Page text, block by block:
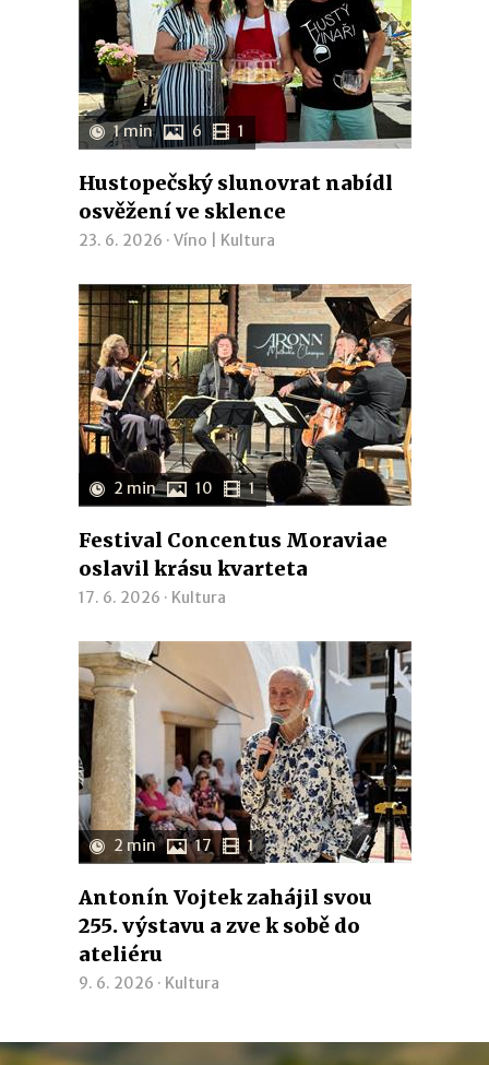
1 min 6 1
Hustopečský slunovrat nabídl
osvěžení ve sklence
23. 6. 2026 · Víno Kultura
2 min 10 1
Festival Concentus Moraviae
oslavil krásu kvarteta
17. 6. 2026 · Kultura
2 min 17 1
Antonín Vojtek zahájil svou
255. výstavu a zve k sobě do
ateliéru
9. 6. 2026 · Kultura